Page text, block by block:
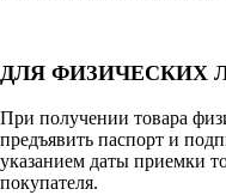
ДЛЯ ФИЗИЧЕСКИХ
При получении товара
предъявить паспорт и
указанием даты приемки
покупателя.